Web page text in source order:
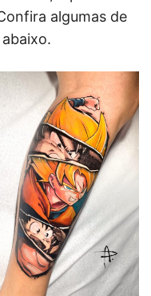
algumas de